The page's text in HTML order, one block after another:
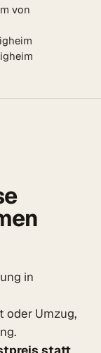
von
in
oder Umzug,